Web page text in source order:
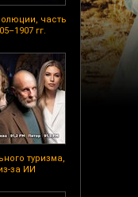
часть
гг.
туризма,
за ИИ